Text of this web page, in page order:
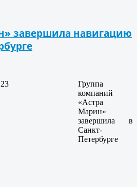
завершила навигацию
Группа
компаний
«Астра
Марин»
завершила в
Санкт-
Петербурге